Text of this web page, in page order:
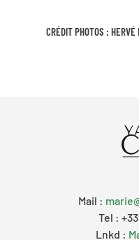
CRÉDIT PHOTOS :
Mail :
Tel :
Lnkd :